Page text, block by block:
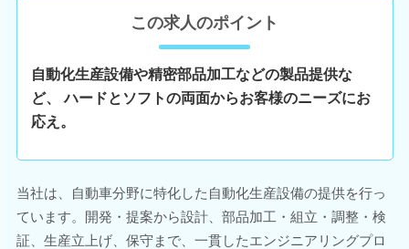
この求人のポイント
自動化生産設備や精密部品加工などの製品提供な
ど、 ハードとソフトの両面からお客様のニーズにお
応え。
当社は、自動車分野に特化した自動化生産設備の提供を行っ
ています。開発・提案から設計、部品加工・組立・調整・検
証、生産立上げ、保守まで、一貫したエンジニアリングプロ